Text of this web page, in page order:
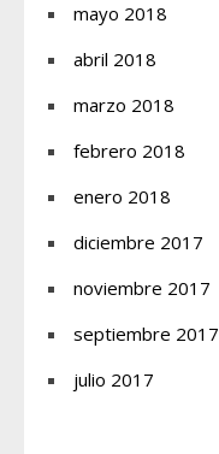
mayo 2018
abril 2018
marzo 2018
febrero 2018
enero 2018
diciembre 2017
noviembre 2017
septiembre 2017
julio 2017